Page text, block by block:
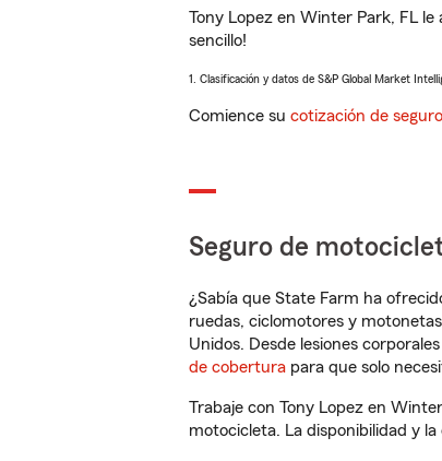
Tony Lopez en Winter Park, FL
sencillo!
1. Clasificación y datos de S&P Global Market
Comience su cotización de
Seguro de
¿Sabía que State Farm ha
ruedas, ciclomotores y
Unidos. Desde lesiones
de cobertura para que solo
Trabaje con Tony Lopez en
motocicleta. La disponibilidad y